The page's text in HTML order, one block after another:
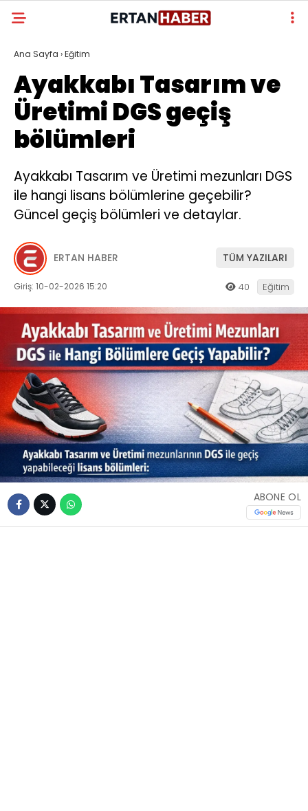
Ana Sayfa ›Eğitim
Ayakkabı Tasarım ve
Üretimi DGS geçiş
bölümleri
Ayakkabı Tasarım ve Üretimi mezunları DGS
ile hangi lisans bölümlerine geçebilir?
Güncel geçiş bölümleri ve detaylar.
ERTAN HABER TÜM YAZILARI
Giriş: 10-02-2026 15:20 40 Eğitim
ABONE OL